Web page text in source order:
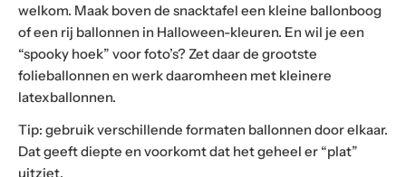
welkom. Maak boven de snacktafel een kleine ballonboog
of een rij ballonnen in Halloween-kleuren. En wil je een
“spooky hoek” voor foto’s? Zet daar de grootste
folieballonnen en werk daaromheen met kleinere
latexballonnen.
Tip: gebruik verschillende formaten ballonnen door elkaar.
Dat geeft diepte en voorkomt dat het geheel er “plat”
uitziet.